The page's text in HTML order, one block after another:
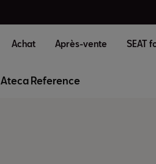
Achat Après-vente SEAT
Ateca Reference